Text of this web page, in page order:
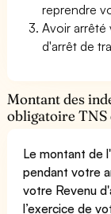
reprendre
Avoir
d'arrêt de
Montant des
obligatoire TNS
Le montant de
pendant votre
votre Revenu
l’exercice de